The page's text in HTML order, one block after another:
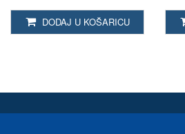
DODAJ U KOŠARICU